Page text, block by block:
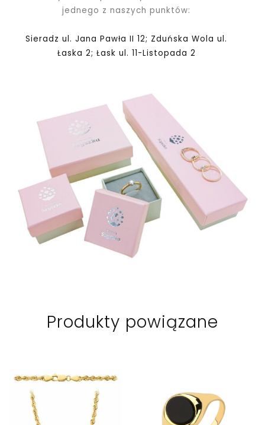
jednego z naszych punktów:
Sieradz ul. Jana Pawła II 12; Zduńska Wola ul.
Łaska 2; Łask ul. 11-Listopada 2
Produkty powiązane